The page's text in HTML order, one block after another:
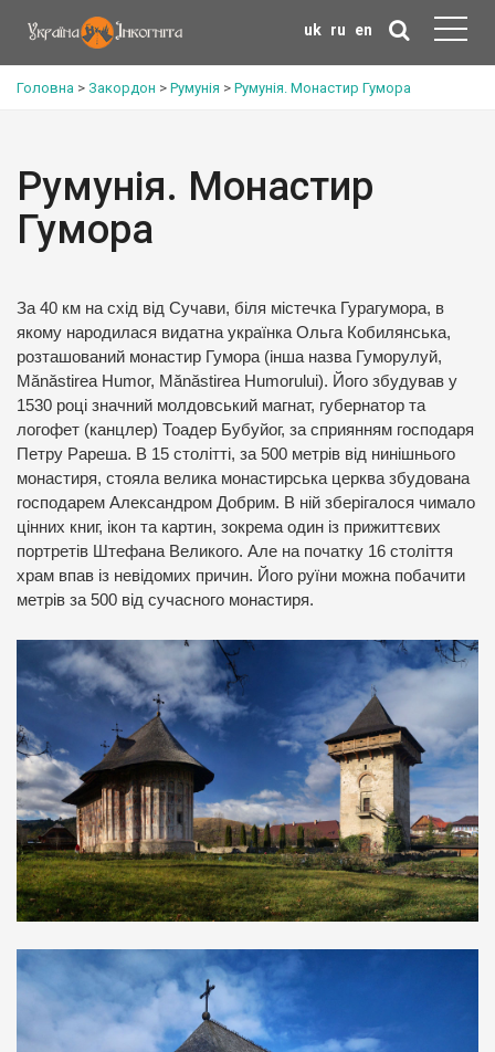
uk ru en
Головна > Закордон > Румунія > Румунія. Монастир Гумора
Румунія. Монастир
Гумора
За 40 км на схід від Сучави, біля містечка Гурагумора, в
якому народилася видатна українка Ольга Кобилянська,
розташований монастир Гумора (інша назва Гуморулуй,
Mănăstirea Humor, Mănăstirea Humorului). Його збудував у
1530 році значний молдовський магнат, губернатор та
логофет (канцлер) Тоадер Бубуйог, за сприянням господаря
Петру Рареша. В 15 столітті, за 500 метрів від нинішнього
монастиря, стояла велика монастирська церква збудована
господарем Александром Добрим. В ній зберігалося чимало
цінних книг, ікон та картин, зокрема один із прижиттєвих
портретів Штефана Великого. Але на початку 16 століття
храм впав із невідомих причин. Його руїни можна побачити
метрів за 500 від сучасного монастиря.